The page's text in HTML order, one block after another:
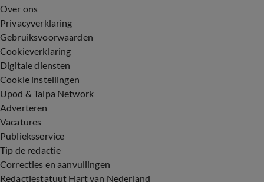
Over ons
Privacyverklaring
Gebruiksvoorwaarden
Cookieverklaring
Digitale diensten
Cookie instellingen
Upod & Talpa Network
Adverteren
Vacatures
Publieksservice
Tip de redactie
Correcties en aanvullingen
Redactiestatuut Hart van Nederland